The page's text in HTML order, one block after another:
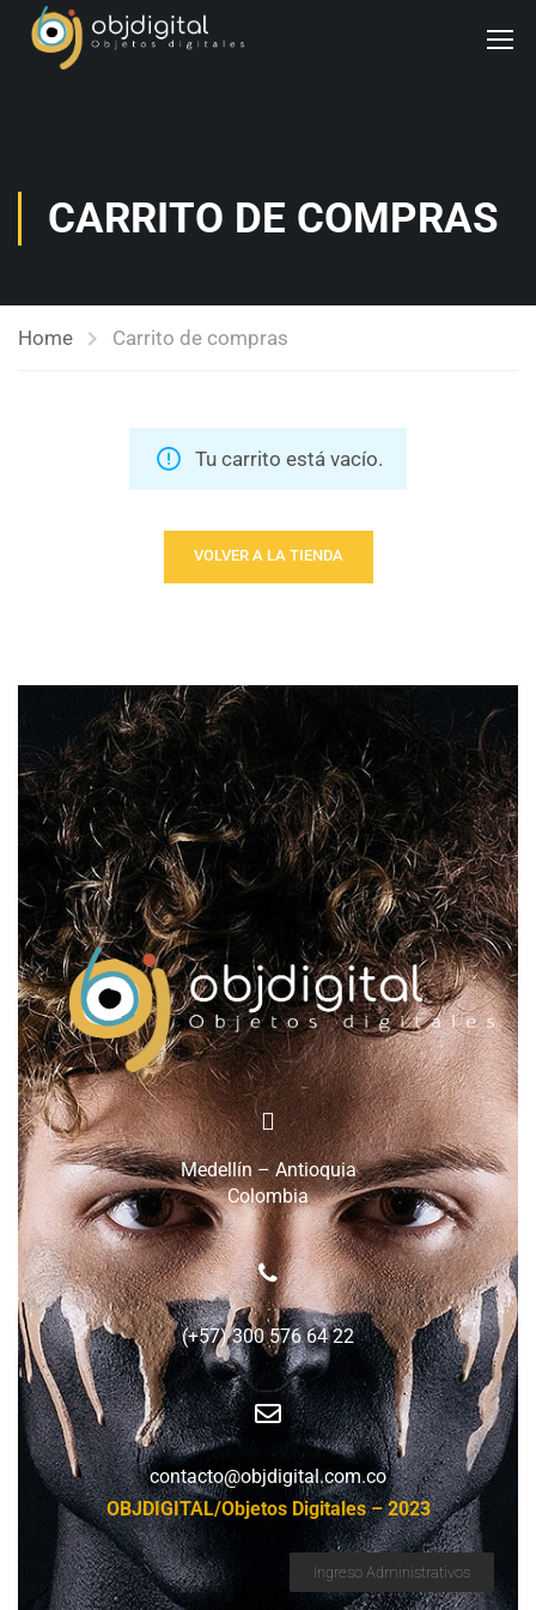
CARRITO DE COMPRAS
Home Carrito de compras
Tu carrito está vacío.
VOLVER A LA TIENDA
Medellín – Antioquia
Colombia
(+57) 300 576 64 22
contacto@objdigital.com.co
OBJDIGITAL/Objetos Digitales – 2023
Ingreso Administrativos